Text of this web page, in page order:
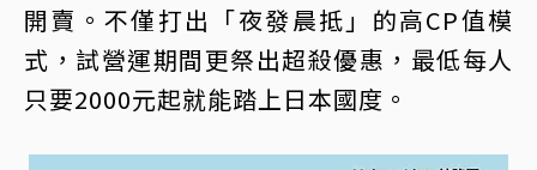
開賣。不僅打出「夜發晨抵」的高CP值模
式，試營運期間更祭出超殺優惠，最低每人
只要2000元起就能踏上日本國度。